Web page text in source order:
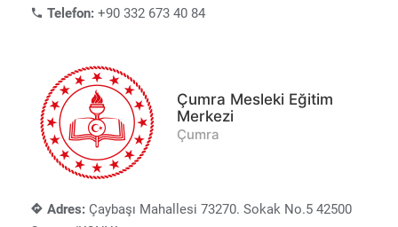
Telefon: +90 332 673 40 84
Çumra Mesleki Eğitim
Merkezi
Çumra
Adres: Çaybaşı Mahallesi 73270. Sokak No.5 42500